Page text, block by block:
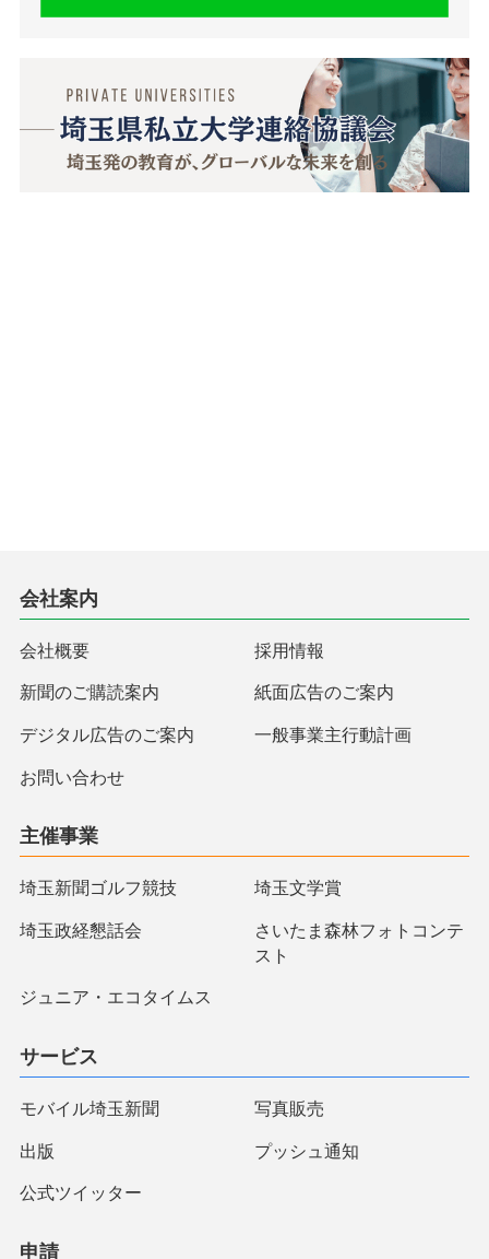
会社案内
会社概要 採用情報
新聞のご購読案内 紙面広告のご案内
デジタル広告のご案内 一般事業主行動計画
お問い合わせ
主催事業
埼玉新聞ゴルフ競技 埼玉文学賞
埼玉政経懇話会
さいたま森林フォトコンテ
スト
ジュニア・エコタイムス
サービス
モバイル埼玉新聞 写真販売
出版 プッシュ通知
公式ツイッター
申請